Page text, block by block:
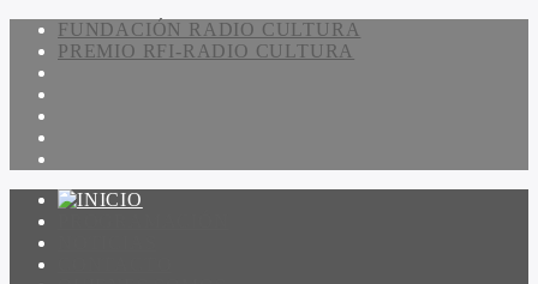
FUNDACIÓN RADIO CULTURA
PREMIO RFI-RADIO CULTURA